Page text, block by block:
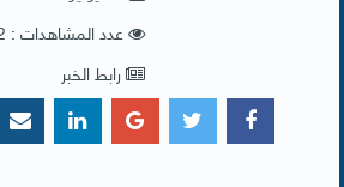
عدد المشاهدات : 872
رابط الخبر